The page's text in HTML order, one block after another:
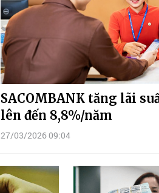
SACOMBANK tăng lãi
lên đến 8,8%/năm
27/03/2026 09:04